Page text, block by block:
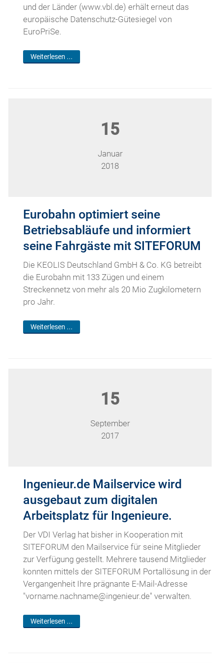
und der Länder (www.vbl.de) erhält erneut das
europäische Datenschutz-Gütesiegel von
EuroPriSe.
Weiterlesen ...
15
Januar
2018
Eurobahn optimiert seine
Betriebsabläufe und informiert
seine Fahrgäste mit SITEFORUM
Die KEOLIS Deutschland GmbH & Co. KG betreibt
die Eurobahn mit 133 Zügen und einem
Streckennetz von mehr als 20 Mio Zugkilometern
pro Jahr.
Weiterlesen ...
15
September
2017
Ingenieur.de Mailservice wird
ausgebaut zum digitalen
Arbeitsplatz für Ingenieure.
Der VDI Verlag hat bisher in Kooperation mit
SITEFORUM den Mailservice für seine Mitglieder
zur Verfügung gestellt. Mehrere tausend Mitglieder
konnten mittels der SITEFORUM Portallösung in der
Vergangenheit Ihre prägnante E-Mail-Adresse
"vorname.nachname@ingenieur.de" verwalten.
Weiterlesen ...